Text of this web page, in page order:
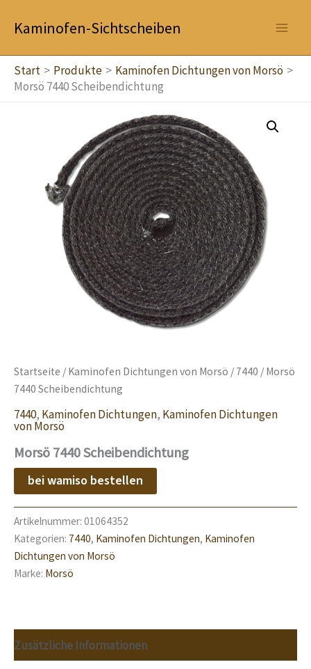
InhaltKaminofen-Sichtscheiben
Start Produkte
Kaminofen Dichtungen von Morsö
Morsö 7440 Scheibendichtung
Startseite / Kaminofen Dichtungen von Morsö / 7440 / Morsö
7440 Scheibendichtung
7440, Kaminofen Dichtungen, Kaminofen Dichtungen
von Morsö
Morsö 7440 Scheibendichtung
bei wamiso bestellen
Artikelnummer: 01064352
Kategorien: 7440, Kaminofen Dichtungen, Kaminofen
Dichtungen von Morsö
Marke: Morsö
Zusätzliche Informationen